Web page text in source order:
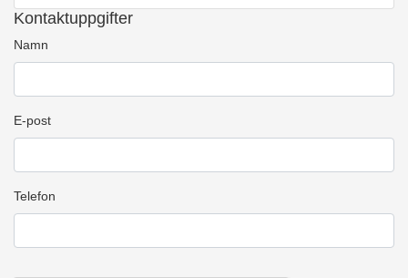
Kontaktuppgifter
Namn
E-post
Telefon